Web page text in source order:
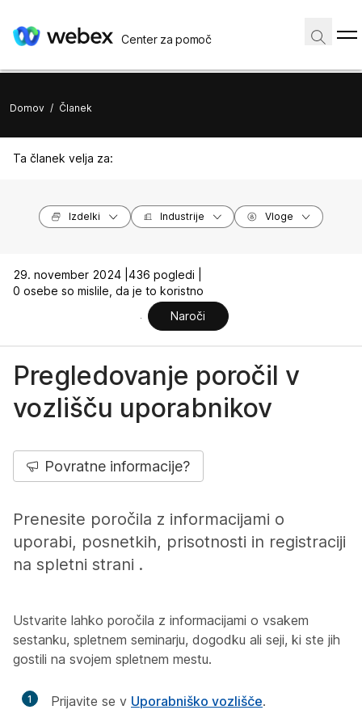
Center za pomoč
Domov / Članek
Ta članek velja za:
Izdelki Industrije Vloge
29. november 2024 | 436 pogledi |
0 osebe so mislile, da je to koristno
Naroči
Pregledovanje poročil v
vozlišču uporabnikov
Povratne informacije?
Prenesite poročila z informacijami o
uporabi, posnetkih, prisotnosti in registraciji
na spletni strani .
Ustvarite lahko poročila z informacijami o vsakem
sestanku, spletnem seminarju, dogodku ali seji, ki ste jih
gostili na svojem spletnem mestu.
1 Prijavite se v Uporabniško vozlišče.